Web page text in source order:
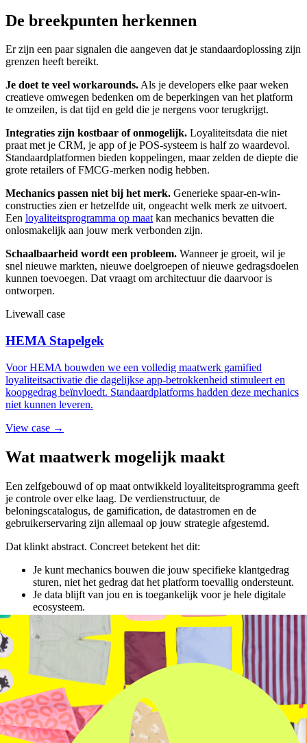
De breekpunten herkennen
Er zijn een paar signalen die aangeven dat je standaardoplossing zijn
grenzen heeft bereikt.
Je doet te veel workarounds.Als je developers elke paar weken
creatieve omwegen bedenken om de beperkingen van het platform
te omzeilen, is dat tijd en geld die je nergens voor terugkrijgt.
Integraties zijn kostbaar of onmogelijk. Loyaliteitsdata die niet
praat met je CRM, je app of je POS-systeem is half zo waardevol.
Standaardplatformen bieden koppelingen, maar zelden de diepte die
grote retailers of FMCG-merken nodig hebben.
Mechanics passen niet bij het merk. Generieke spaar-en-win-
constructies zien er hetzelfde uit, ongeacht welk merk ze uitvoert.
Een loyaliteitsprogramma op maatkan mechanics bevatten die
onlosmakelijk aan jouw merk verbonden zijn.
Schaalbaarheid wordt een probleem. Wanneer je groeit, wil je
snel nieuwe markten, nieuwe doelgroepen of nieuwe gedragsdoelen
kunnen toevoegen. Dat vraagt om architectuur die daarvoor is
ontworpen.
Livewall case
HEMA Stapelgek
Voor HEMA bouwden we een volledig maatwerk gamified
loyaliteitsactivatie die dagelijkse app-betrokkenheid stimuleert en
koopgedrag beïnvloedt. Standaardplatforms hadden deze mechanics
niet kunnen leveren.
View case →
Wat maatwerk mogelijk maakt
Een zelfgebouwd of op maat ontwikkeld loyaliteitsprogramma geeft
je controle over elke laag. De verdienstructuur, de
beloningscatalogus, de gamification, de datastromen en de
gebruikerservaring zijn allemaal op jouw strategie afgestemd.
Dat klinkt abstract. Concreet betekent het dit:
Je kunt mechanics bouwen die jouw specifieke klantgedrag
sturen, niet het gedrag dat het platform toevallig ondersteunt.
Je data blijft van jou en is toegankelijk voor je hele digitale
ecosysteem.
Je kunt razendsnel itereren op basis van gedragsdata, zonder
afhankelijk te zijn van een platformleverancier.
gamified loyaliteit
inzetten op een manier die past bij
het merk en de doelgroep, niet generiek.
Bij Livewall hebben we dat onder andere gedaan voorDecathlon ,
waar we een always-on loyaliteitsprogramma bouwden rond
beweging en lidmaatschap. En voor
, waar een
volledig op maat gebouwde gamified 3D-wereld in de app ervoor
zorgt dat gebruikers steeds terugkomen.